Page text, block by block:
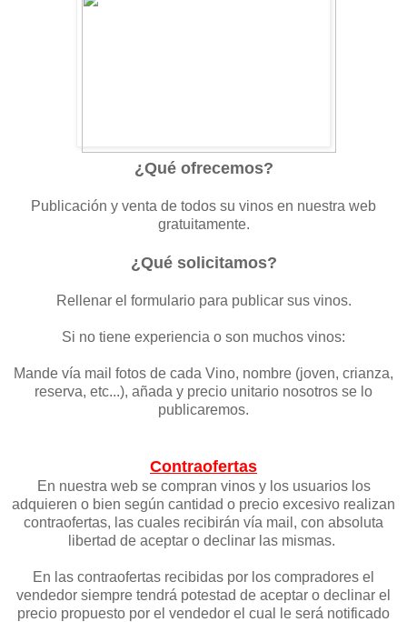
¿Qué ofrecemos?
Publicación y venta de todos su vinos en nuestra web
gratuitamente.
¿Qué solicitamos?
Rellenar el formulario para publicar sus vinos.
Si no tiene experiencia o son muchos vinos:
Mande vía mail fotos de cada Vino, nombre (joven, crianza,
reserva, etc...), añada y precio unitario nosotros se lo
publicaremos.
Contraofertas
En nuestra web se compran vinos y los usuarios los
adquieren o bien según cantidad o precio excesivo realizan
contraofertas, las cuales recibirán vía mail, con absoluta
libertad de aceptar o declinar las mismas.
​En las contraofertas recibidas por los compradores el
vendedor siempre tendrá potestad de aceptar o declinar el
precio propuesto por el vendedor el cual le será notificado